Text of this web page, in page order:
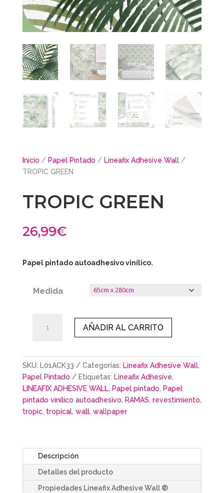
Inicio / Papel Pintado / Lineafix Adhesive Wall/
TROPIC GREEN
TROPIC GREEN
26,99€
Papel pintado autoadhesivo vinílico.
Medida
GREEN
AÑADIR AL CARRITO
SKU: L01ACK33 Categorías: Lineafix Adhesive Wall,
Papel Pintado
Etiquetas: Lineafix Adhesive
LINEAFIX ADHESIVE WALL, Papel pintado
Papel
pintado vinílico autoadhesivo
RAMAS revestimiento
tropic, tropical, wall, wallpaper
Descripción
Detalles del producto
Propiedades Lineafix Adhesive Wall ®